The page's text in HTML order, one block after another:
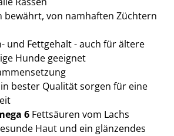
bewährt, von namhaften Züchtern
und Fettgehalt - auch für ältere
Hunde geeignet
in bester Qualität sorgen für eine
6 Fettsäuren vom Lachs
Haut und ein glänzendes